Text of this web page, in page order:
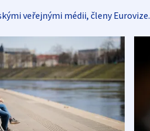
veřejnými médii, členy Eurovize.